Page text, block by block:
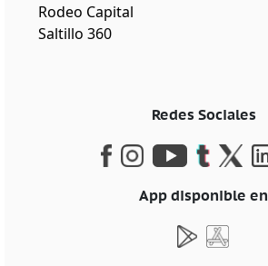
Rodeo Capital
Saltillo 360
Redes Sociales
App disponible en